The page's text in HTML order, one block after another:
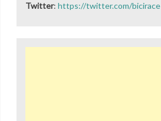
Twitter: https://twitter.com/bicirace